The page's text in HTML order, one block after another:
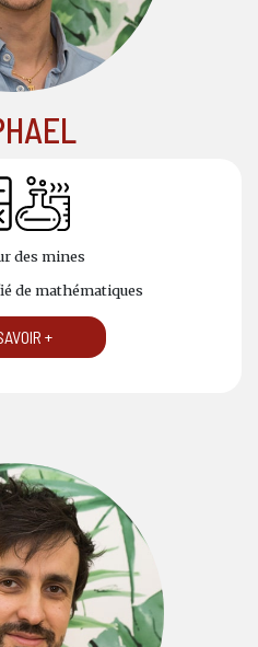
des mines
de mathématiques
+